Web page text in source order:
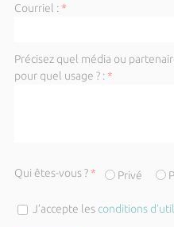
Courriel :*
Précisez quel média ou
pour quel usage ? :*
Qui êtes-vous ?* Privé
J’accepte lesconditions